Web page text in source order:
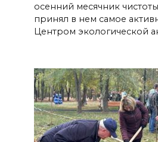
осенний месячник
принял в нем самое
Центром экологической